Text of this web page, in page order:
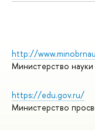
http://
Министерство
https://edu.gov.ru/
Министерство